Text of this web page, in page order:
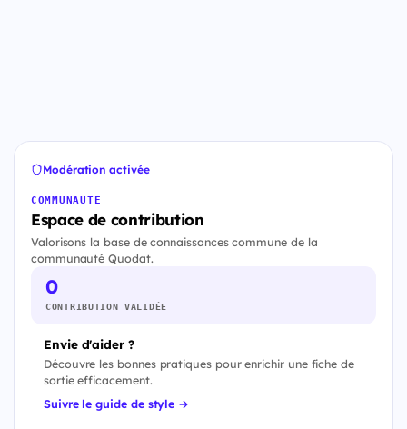
Modération activée
COMMUNAUTÉ
Espace de contribution
Valorisons la base de connaissances commune de la
communauté Quodat.
0
CONTRIBUTION VALIDÉE
Envie d'aider ?
Découvre les bonnes pratiques pour enrichir une fiche de
sortie efficacement.
Suivre le guide de style →